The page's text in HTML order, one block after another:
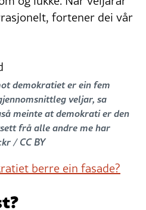
fortener dei vår
demokratiet er ein fem
veljar, sa
meinte at demokrati er den
frå alle andre me har
/ CC BY
berre ein fasade?